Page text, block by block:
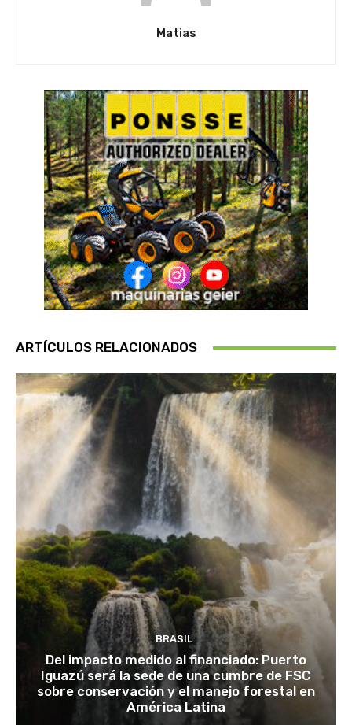
Matias
ARTÍCULOS RELACIONADOS
BRASIL
Del impacto medido al financiado: Puerto
Iguazú será la sede de una cumbre de FSC
sobre conservación y el manejo forestal en
América Latina